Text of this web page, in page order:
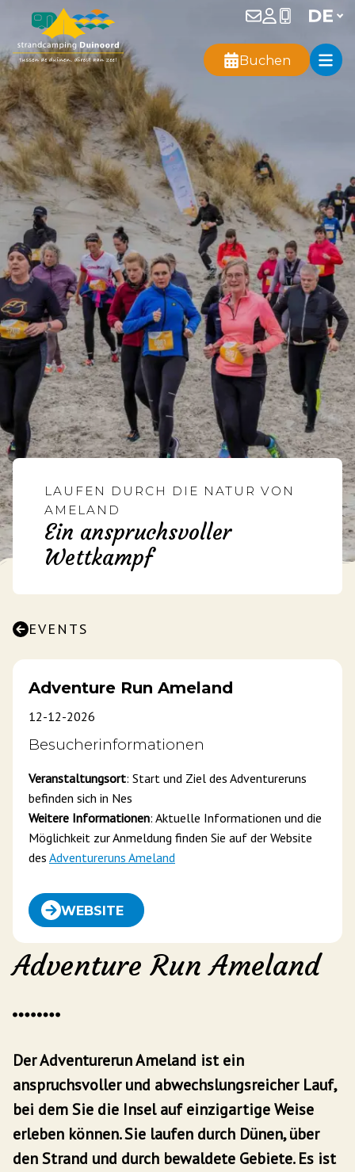
Buchen
LAUFEN DURCH DIE NATUR VON
AMELAND
Ein anspruchsvoller
Wettkampf
EVENTS
Adventure Run Ameland
Der Adventurerun Ameland ist ein
anspruchsvoller und abwechslungsreicher Lauf,
bei dem Sie die Insel auf einzigartige Weise
erleben können. Sie laufen durch Dünen, über
den Strand und durch bewaldete Gebiete. Es ist
Adventure Run Ameland
12-12-2026
Besucherinformationen
Veranstaltungsort: Start und Ziel des Adventureruns
befinden sich in Nes
Weitere Informationen: Aktuelle Informationen und die
Möglichkeit zur Anmeldung finden Sie auf der Website
des Adventureruns Ameland
WEBSITE